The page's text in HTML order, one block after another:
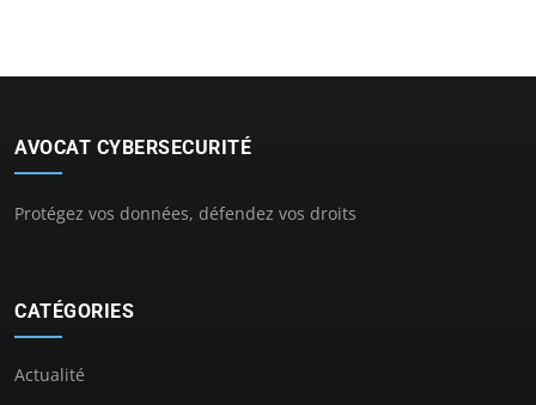
AVOCAT CYBERSECURITÉ
Protégez vos données, défendez vos droits
CATÉGORIES
Actualité